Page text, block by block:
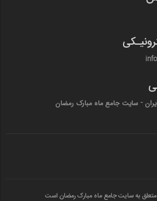
- سایت جامع ماه مبارک رمضان
به سایت جامع ماه مبارک رمضان است